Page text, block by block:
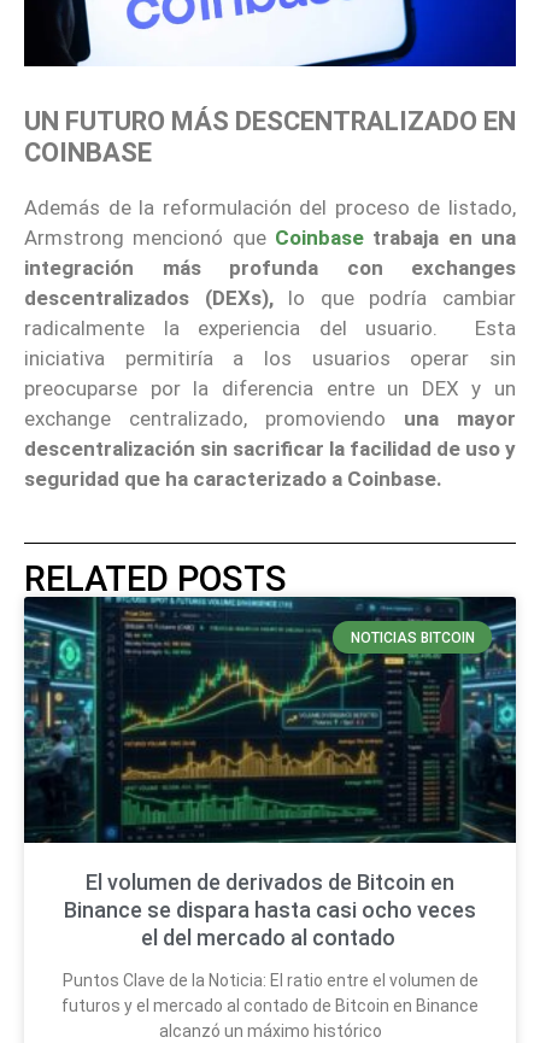
UN FUTURO MÁS DESCENTRALIZADO EN
COINBASE
Además de la reformulación del proceso de listado,
Armstrong mencionó que Coinbase trabaja en una
integración más profunda con exchanges
descentralizados (DEXs),lo que podría cambiar
radicalmente la experiencia del usuario. Esta
iniciativa permitiría a los usuarios operar sin
preocuparse por la diferencia entre un DEX y un
exchange centralizado, promoviendo una mayor
descentralización sin sacrificar la facilidad de uso y
seguridad que ha caracterizado a Coinbase.
RELATED POSTS
NOTICIAS BITCOIN
El volumen de derivados de Bitcoin en
Binance se dispara hasta casi ocho veces
el del mercado al contado
Puntos Clave de la Noticia: El ratio entre el volumen de
futuros y el mercado al contado de Bitcoin en Binance
alcanzó un máximo histórico